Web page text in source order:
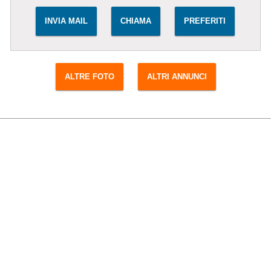
INVIA MAIL CHIAMA PREFERITI
ALTRE FOTO ALTRI ANNUNCI